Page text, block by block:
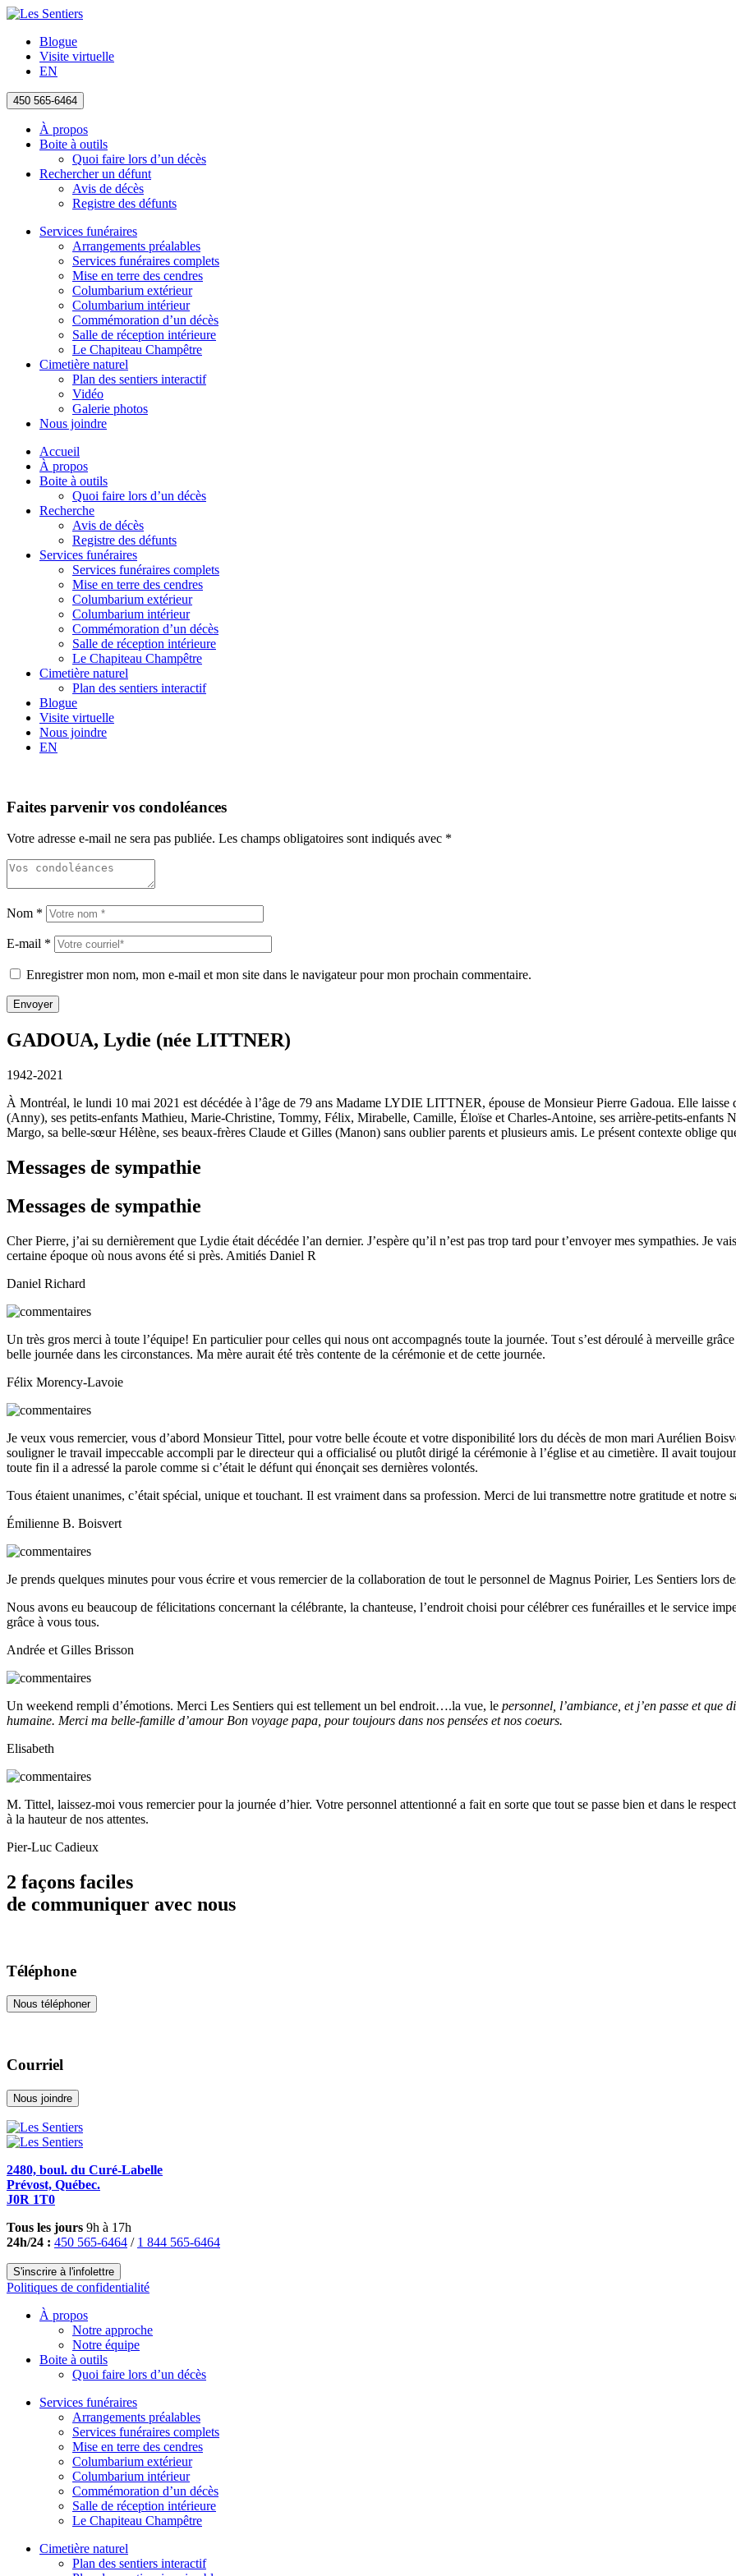
Blogue
Visite virtuelle
EN
450 565-6464
À propos
Boite à outils
Quoi faire lors d’un décès
Rechercher un défunt
Avis de décès
Registre des défunts
Services funéraires
Arrangements préalables
Services funéraires complets
Mise en terre des cendres
Columbarium extérieur
Columbarium intérieur
Commémoration d’un décès
Salle de réception intérieure
Le Chapiteau Champêtre
Cimetière naturel
Plan des sentiers interactif
Vidéo
Galerie photos
Nous joindre
Accueil
À propos
Boite à outils
Quoi faire lors d’un décès
Recherche
Avis de décès
Registre des défunts
Services funéraires
Services funéraires complets
Mise en terre des cendres
Columbarium extérieur
Columbarium intérieur
Commémoration d’un décès
Salle de réception intérieure
Le Chapiteau Champêtre
Cimetière naturel
Plan des sentiers interactif
Blogue
Visite virtuelle
Nous joindre
EN
Faites parvenir vos condoléances
Votre adresse e-mail ne sera pas publiée. Les champs obligatoires sont indiqués avec *
Nom *
E-mail *
Enregistrer mon nom, mon e-mail et mon site dans le navigateur pour mon prochain commentaire.
GADOUA, Lydie (née LITTNER)
1942-2021
À Montréal, le lundi 10 mai 2021 est décédée à l’âge de 79 ans Madame LYDIE LITTNER, épouse de Monsieur Pierre Gadoua. Elle
(Anny), ses petits-enfants Mathieu, Marie-Christine, Tommy, Félix, Mirabelle, Camille, Éloïse et Charles-Antoine, ses arrière-petits-
Margo, sa belle-sœur Hélène, ses beaux-frères Claude et Gilles (Manon) sans oublier parents et plusieurs amis. Le présent contexte oblige
Messages de sympathie
Messages de sympathie
Cher Pierre, j’ai su dernièrement que Lydie était décédée l’an dernier. J’espère qu’il n’est pas trop tard pour t’envoyer mes sympathies. Je
certaine époque où nous avons été si près. Amitiés Daniel R
Daniel Richard
Un très gros merci à toute l’équipe! En particulier pour celles qui nous ont accompagnés toute la journée. Tout s’est déroulé à merveille
belle journée dans les circonstances. Ma mère aurait été très contente de la cérémonie et de cette journée.
Félix Morency-Lavoie
Je veux vous remercier, vous d’abord Monsieur Tittel, pour votre belle écoute et votre disponibilité lors du décès de mon mari Aurélien
souligner le travail impeccable accompli par le directeur qui a officialisé ou plutôt dirigé la cérémonie à l’église et au cimetière. Il avait
toute fin il a adressé la parole comme si c’était le défunt qui énonçait ses dernières volontés.
Tous étaient unanimes, c’était spécial, unique et touchant. Il est vraiment dans sa profession. Merci de lui transmettre notre gratitude et notre
Émilienne B. Boisvert
Je prends quelques minutes pour vous écrire et vous remercier de la collaboration de tout le personnel de Magnus Poirier, Les Sentiers lors
Nous avons eu beaucoup de félicitations concernant la célébrante, la chanteuse, l’endroit choisi pour célébrer ces funérailles et le service
grâce à vous tous.
Andrée et Gilles Brisson
Un weekend rempli d’émotions. Merci Les Sentiers qui est tellement un bel endroit….la vue, le personnel, l’ambiance, et j’en passe et que
humaine. Merci ma belle-famille d’amour Bon voyage papa, pour toujours dans nos pensées et nos coeurs.
Elisabeth
M. Tittel, laissez-moi vous remercier pour la journée d’hier. Votre personnel attentionné a fait en sorte que tout se passe bien et dans le
à la hauteur de nos attentes.
Pier-Luc Cadieux
2 façons faciles
de communiquer avec nous
Téléphone
Nous téléphoner
Courriel
Nous joindre
2480, boul. du Curé-Labelle
Prévost, Québec.
J0R 1T0
Tous les jours 9h à 17h
24h/24 : 450 565-6464 / 1 844 565-6464
S'inscrire à l'infolettre
Politiques de confidentialité
À propos
Notre approche
Notre équipe
Boite à outils
Quoi faire lors d’un décès
Services funéraires
Arrangements préalables
Services funéraires complets
Mise en terre des cendres
Columbarium extérieur
Columbarium intérieur
Commémoration d’un décès
Salle de réception intérieure
Le Chapiteau Champêtre
Cimetière naturel
Plan des sentiers interactif